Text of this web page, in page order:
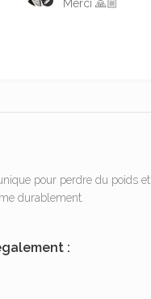
Merci 🙏🏼
pour perdre du poids et
durablement.
: